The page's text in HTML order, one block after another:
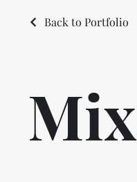
Back to Portfolio